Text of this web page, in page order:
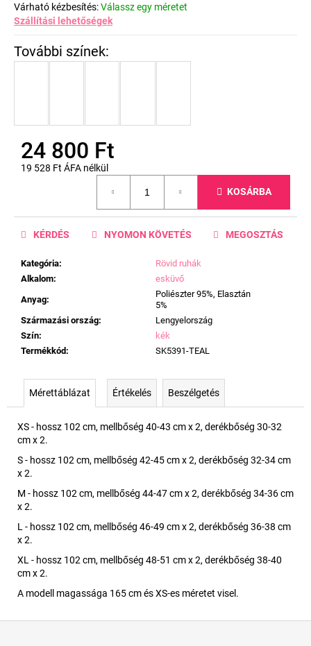
Várható kézbesítés:Válassz egy méretet
Szállítási lehetőségek
24 800 Ft
19 528 Ft ÁFA nélkül
KOSÁRBA
Kategória:
Rövid ruhák
Alkalom:
esküvő
Anyag:
Poliészter 95%, Elasztán
5%
Származási ország:
Lengyelország
Szín:
kék
Termékkód: SK5391-TEAL
KÉRDÉS NYOMON KÖVETÉS MEGOSZTÁS
Mérettáblázat Értékelés Beszélgetés
XS - hossz 102 cm, mellbőség 40-43 cm x 2, derékbőség 30-32
cm x 2.
S - hossz 102 cm, mellbőség 42-45 cm x 2, derékbőség 32-34 cm
x 2.
M - hossz 102 cm, mellbőség 44-47 cm x 2, derékbőség 34-36 cm
x 2.
L - hossz 102 cm, mellbőség 46-49 cm x 2, derékbőség 36-38 cm
x 2.
XL - hossz 102 cm, mellbőség 48-51 cm x 2, derékbőség 38-40
cm x 2.
A modell magassága 165 cm és XS-es méretet visel.